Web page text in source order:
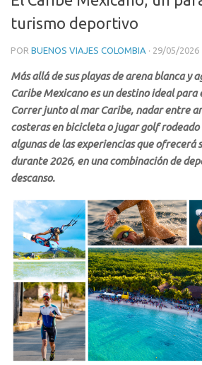
turismo deportivo
POR BUENOS VIAJES COLOMBIA · 29/05/2026
Más allá de sus playas de arena blanca y
Caribe Mexicano es un destino ideal
Correr junto al mar Caribe, nadar entre
costeras en bicicleta o jugar golf rodeado
algunas de las experiencias que ofrecerá
durante 2026, en una combinación de
descanso.